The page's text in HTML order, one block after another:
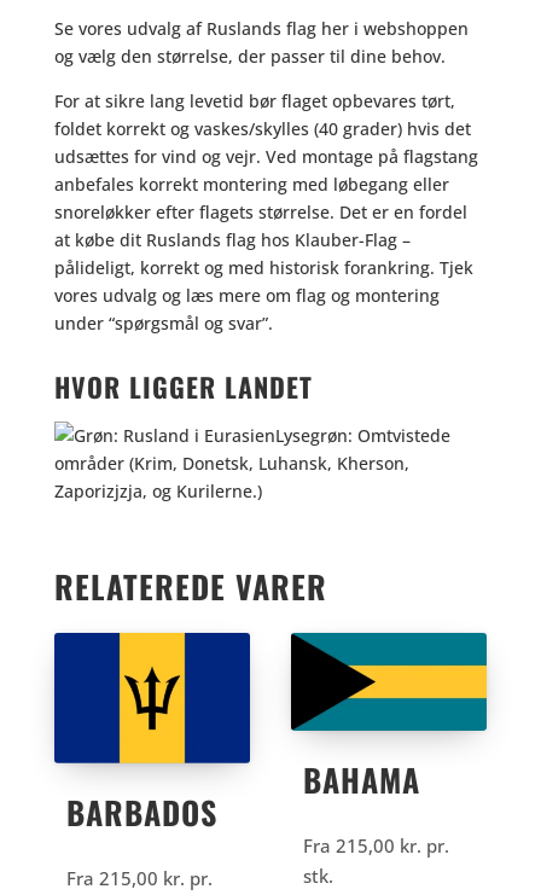
Se vores udvalg af Ruslands flag her i webshoppen
og vælg den størrelse, der passer til dine behov.
For at sikre lang levetid bør flaget opbevares tørt,
foldet korrekt og vaskes/skylles (40 grader) hvis det
udsættes for vind og vejr. Ved montage på flagstang
anbefales korrekt montering med løbegang eller
snoreløkker efter flagets størrelse. Det er en fordel
at købe dit Ruslands flag hos Klauber-Flag –
pålideligt, korrekt og med historisk forankring. Tjek
vores udvalg og læs mere om flag og montering
under “spørgsmål og svar”.
HVOR LIGGER LANDET
RELATEREDE VARER
BARBADOS
Fra 215,00 kr. pr.
BAHAMA
Fra215,00 kr. pr.
stk.